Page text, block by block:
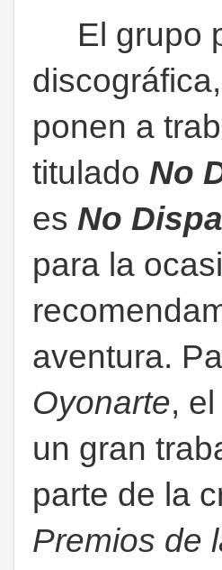
El grupo
ponen a
titulado No
es No
para la
aventura.
Oyonarte,
un gran
parte de la
Premios de